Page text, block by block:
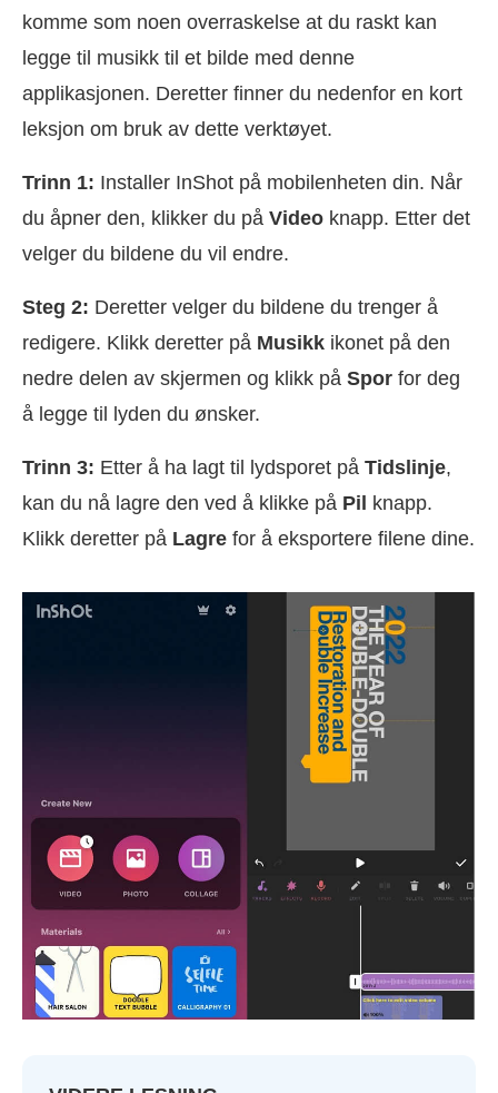
komme som noen overraskelse at du raskt kan
legge til musikk til et bilde med denne
applikasjonen. Deretter finner du nedenfor en kort
leksjon om bruk av dette verktøyet.
Trinn 1: Installer InShot på mobilenheten din. Når
du åpner den, klikker du på Video knapp. Etter det
velger du bildene du vil endre.
Steg 2: Deretter velger du bildene du trenger å
redigere. Klikk deretter på Musikk ikonet på den
nedre delen av skjermen og klikk på Spor for deg
å legge til lyden du ønsker.
Trinn 3: Etter å ha lagt til lydsporet på Tidslinje,
kan du nå lagre den ved å klikke på Pil
knapp.
Klikk deretter på Lagre for å eksportere filene dine.